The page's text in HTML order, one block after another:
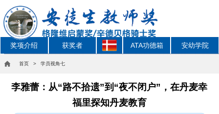
奖项介绍 获奖者 ATA功德箱 安幼学院
首页> 学员视角七
李雅蕾：从“路不拾遗”到“夜不闭户”，在丹麦幸
福里探知丹麦教育